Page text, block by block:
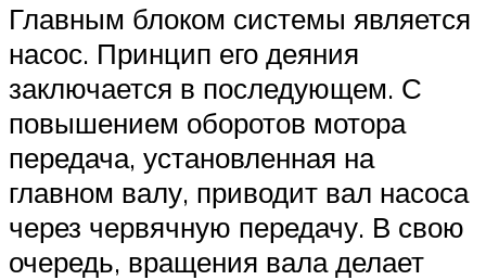
Главным блоком системы является
насос. Принцип его деяния
заключается в последующем. С
повышением оборотов мотора
передача, установленная на
главном валу, приводит вал насоса
через червячную передачу. В свою
очередь, вращения вала делает